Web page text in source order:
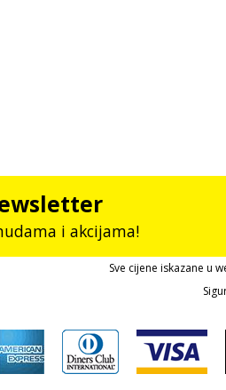
i akcijama!
Sve cijene iskazane u